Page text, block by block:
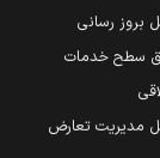
بروز رسانی
سطح خدمات
مدیریت تعارض